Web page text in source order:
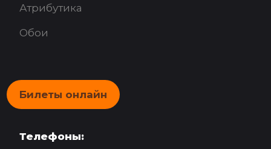
Атрибутика
Обои
Билеты онлайн
Телефоны: